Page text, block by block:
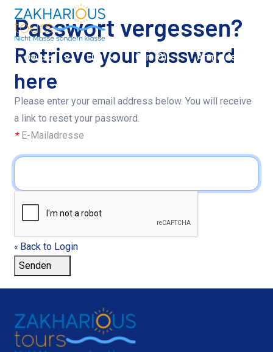
Deutsch EUR Cart (0) Anmelden
Passwort vergessen?
Retrieve your password
here
Please enter your email address below. You will receive
a link to reset your password.
* E-Mailadresse
« Back to Login
Senden